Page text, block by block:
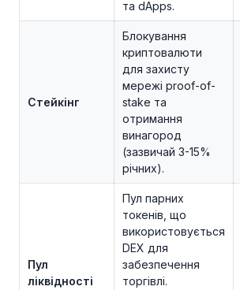
та dApps.
Стейкінг
Блокування
криптовалюти
для захисту
мережі proof-of-
stake та
отримання
винагород
(зазвичай 3-15%
річних).
Пул
ліквідності
Пул парних
токенів, що
використовується
DEX для
забезпечення
торгівлі.